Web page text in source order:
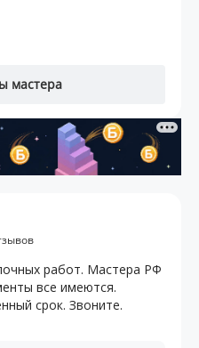
мастера
работ. Мастера РФ
все имеются.
срок. Звоните.